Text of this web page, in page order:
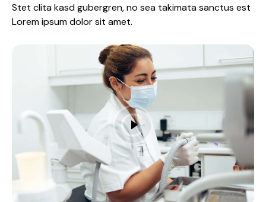
Stet clita kasd gubergren, no sea takimata sanctus est
Lorem ipsum dolor sit amet.